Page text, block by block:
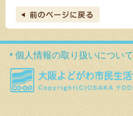
個人情報の取り扱いについて